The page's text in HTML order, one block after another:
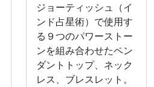
ジョーティッシュ（イ
ンド占星術）で使用す
る９つのパワーストー
ンを組み合わせたペン
ダントトップ、ネック
レス、ブレスレット。